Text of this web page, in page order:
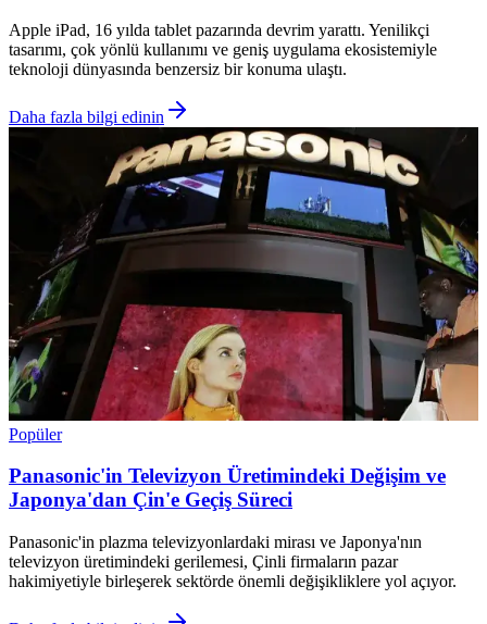
Apple iPad, 16 yılda tablet pazarında devrim yarattı. Yenilikçi
tasarımı, çok yönlü kullanımı ve geniş uygulama ekosistemiyle
teknoloji dünyasında benzersiz bir konuma ulaştı.
Daha fazla bilgi edinin
Popüler
Panasonic'in Televizyon Üretimindeki Değişim ve
Japonya'dan Çin'e Geçiş Süreci
Panasonic'in plazma televizyonlardaki mirası ve Japonya'nın
televizyon üretimindeki gerilemesi, Çinli firmaların pazar
hakimiyetiyle birleşerek sektörde önemli değişikliklere yol açıyor.